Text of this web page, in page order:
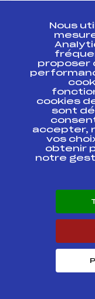
ANAM0071.FFS
ADAM0133.FFS
ADAM0101.FFS
Nous
proposer
cookies
sont
accepter,
vos
obtenir
notre